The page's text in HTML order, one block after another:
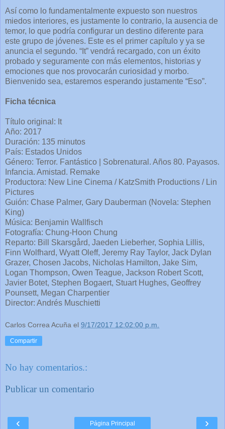
Así como lo fundamentalmente expuesto son nuestros
miedos interiores, es justamente lo contrario, la ausencia de
temor, lo que podría configurar un destino diferente para
este grupo de jóvenes. Este es el primer capítulo y ya se
anuncia el segundo. “It” vendrá recargado, con un éxito
probado y seguramente con más elementos, historias y
emociones que nos provocarán curiosidad y morbo.
Bienvenido sea, estaremos esperando justamente “Eso”.
Ficha técnica
Título original: It
Año: 2017
Duración: 135 minutos
País: Estados Unidos
Género: Terror. Fantástico | Sobrenatural. Años 80. Payasos.
Infancia. Amistad. Remake
Productora: New Line Cinema / KatzSmith Productions / Lin
Pictures
Guión: Chase Palmer, Gary Dauberman (Novela: Stephen
King)
Música: Benjamin Wallfisch
Fotografía: Chung-Hoon Chung
Reparto: Bill Skarsgård, Jaeden Lieberher, Sophia Lillis,
Finn Wolfhard, Wyatt Oleff, Jeremy Ray Taylor, Jack Dylan
Grazer, Chosen Jacobs, Nicholas Hamilton, Jake Sim,
Logan Thompson, Owen Teague, Jackson Robert Scott,
Javier Botet, Stephen Bogaert, Stuart Hughes, Geoffrey
Pounsett, Megan Charpentier
Director: Andrés Muschietti
Carlos Correa Acuña el 9/17/2017 12:02:00 p.m.
Compartir
No hay comentarios.:
Publicar un comentario
‹ ›
Página Principal